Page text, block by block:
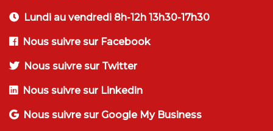
Lundi au vendredi 8h-12h 13h30-17h30
Nous suivre sur Facebook
Nous suivre sur Twitter
Nous suivre sur Linkedin
Nous suivre sur Google My Business